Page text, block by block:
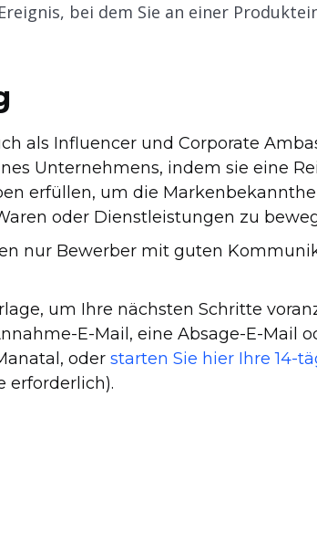
bei dem Sie an einer
als Influencer und Corporate
Unternehmens, indem sie eine
erfüllen, um die
oder Dienstleistungen zu
nur Bewerber mit guten
um Ihre nächsten Schritte
E-Mail, eine Absage-E-Mail
oder starten Sie hier Ihre 14-
erforderlich).